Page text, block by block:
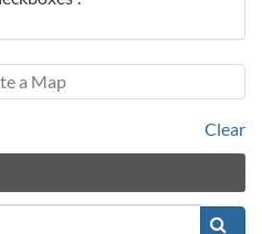
a Map
Clear